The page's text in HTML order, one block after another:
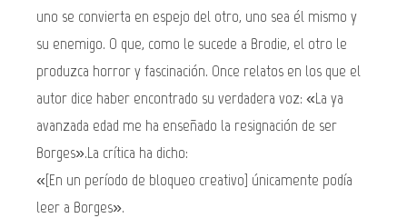
uno se convierta en espejo del otro, uno sea él mismo y
su enemigo. O que, como le sucede a Brodie, el otro le
produzca horror y fascinación. Once relatos en los que el
autor dice haber encontrado su verdadera voz: «La ya
avanzada edad me ha enseñado la resignación de ser
Borges».La crítica ha dicho:
«[En un período de bloqueo creativo] únicamente podía
leer a Borges».